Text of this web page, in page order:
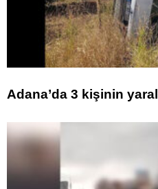
Adana’da 3 kişinin